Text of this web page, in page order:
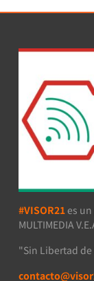
#VISOR21 es
MULTIMEDIA
"Sin Libertad de